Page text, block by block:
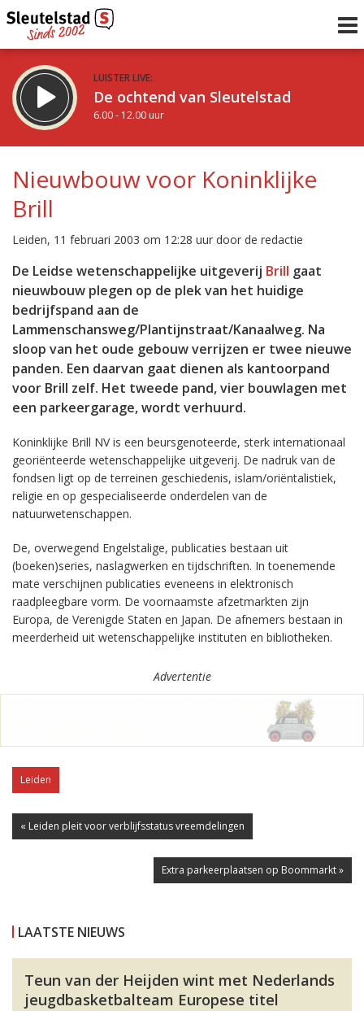
LUISTER LIVE:
De ochtend van Sleutelstad
6.00 - 12.00 uur
De middag van Sleutelstad
12.00 - 18.00 uur
Vorig uur
Inklappen
Nieuwbouw voor Koninklijke
Brill
Leiden, 11 februari 2003 om 12:28 uur door de redactie
De Leidse wetenschappelijke uitgeverij Brill gaat
nieuwbouw plegen op de plek van het huidige
bedrijfspand aan de
Lammenschansweg/Plantijnstraat/Kanaalweg. Na
sloop van het oude gebouw verrijzen er twee nieuwe
panden. Een daarvan gaat dienen als kantoorpand
voor Brill zelf. Het tweede pand, vier bouwlagen met
een parkeergarage, wordt verhuurd.
Koninklijke Brill NV is een beursgenoteerde, sterk internationaal
georiënteerde wetenschappelijke uitgeverij. De nadruk van de
fondsen ligt op de terreinen geschiedenis, islam/oriëntalistiek,
religie en op gespecialiseerde onderdelen van de
natuurwetenschappen.
De, overwegend Engelstalige, publicaties bestaan uit
(boeken)series, naslagwerken en tijdschriften. In toenemende
mate verschijnen publicaties eveneens in elektronisch
raadpleegbare vorm. De voornaamste afzetmarkten zijn
Europa, de Verenigde Staten en Japan. De afnemers bestaan in
meerderheid uit wetenschappelijke instituten en bibliotheken.
Advertentie
Leiden
« Leiden pleit voor verblijfsstatus vreemdelingen
Extra parkeerplaatsen op Boommarkt »
LAATSTE NIEUWS
Teun van der Heijden wint met Nederlands
jeugdbasketbalteam Europese titel